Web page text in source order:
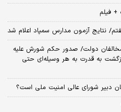
+ فیلم
نتایج آزمون مدارس سمپاد اعلام شد
مخالفان دولت/ صدور حکم شورش علیه
به قدرت به هر وسیله‌ای حتی
دبیر شورای ‌عالی امنیت ملی است؟